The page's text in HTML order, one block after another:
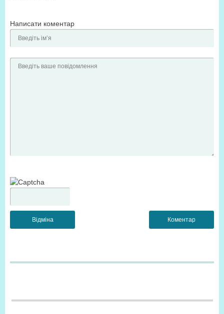
Написати коментар